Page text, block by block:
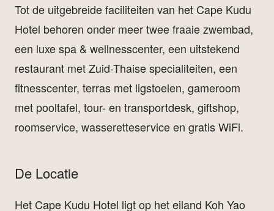
Tot de uitgebreide faciliteiten van het Cape Kudu
Hotel behoren onder meer twee fraaie zwembad,
een luxe spa & wellnesscenter, een uitstekend
restaurant met Zuid-Thaise specialiteiten, een
fitnesscenter, terras met ligstoelen, gameroom
met pooltafel, tour- en transportdesk, giftshop,
roomservice, wasseretteservice en gratis WiFi.
De Locatie
Het Cape Kudu Hotel ligt op het eiland Koh Yao